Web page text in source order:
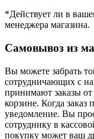
*Действует ли в
менеджера магазина.
Самовывоз из
Вы можете забрать
сотрудничающих с
принимают заказы
корзине. Когда
уведомление. Вы
сотруднику в
покупку может ваш